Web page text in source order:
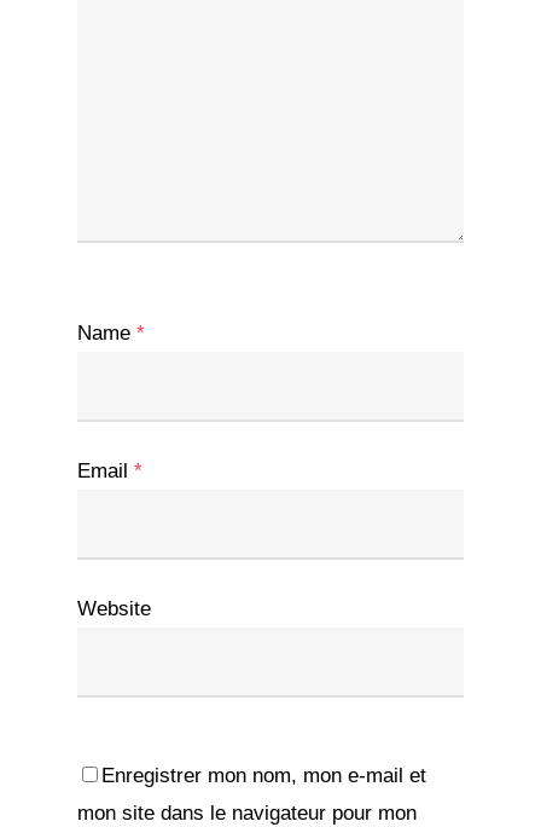
Name *
Email *
Website
Enregistrer mon nom, mon e-mail et
mon site dans le navigateur pour mon